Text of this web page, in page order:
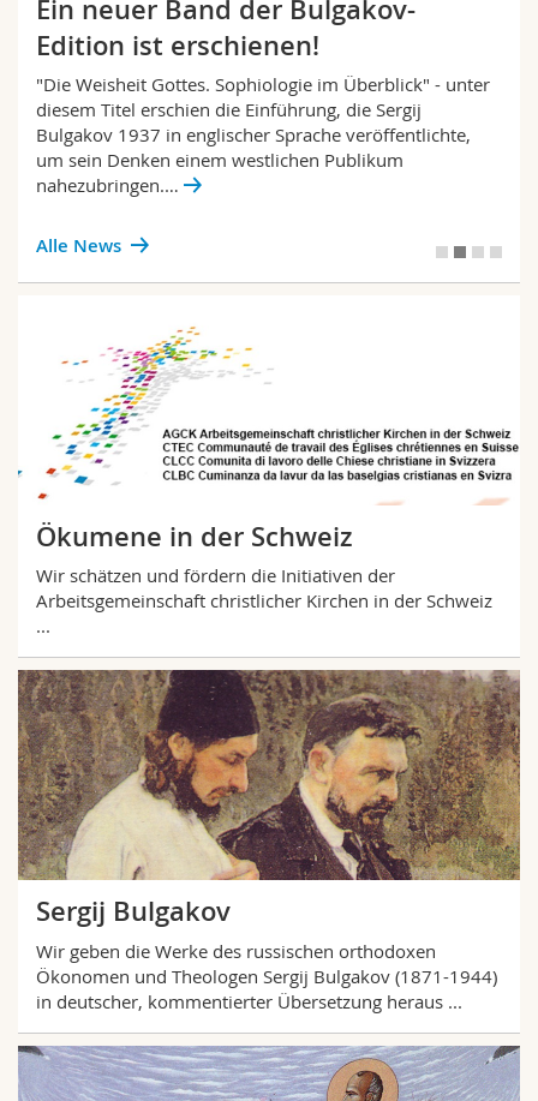
Ein neuer Band der Bulgakov-
Edition ist erschienen!
"Die Weisheit Gottes. Sophiologie im Überblick" - unter
diesem Titel erschien die Einführung, die Sergij
Bulgakov 1937 in englischer Sprache veröffentlichte,
um sein Denken einem westlichen Publikum
nahezubringen.…
Alle News
Ökumene in der Schweiz
Wir schätzen und fördern die Initiativen der
Arbeitsgemeinschaft christlicher Kirchen in der Schweiz
...
Sergij Bulgakov
Wir geben die Werke des russischen orthodoxen
Ökonomen und Theologen Sergij Bulgakov (1871-1944)
in deutscher, kommentierter Übersetzung heraus ...